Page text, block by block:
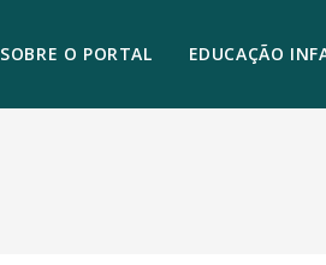
SOBRE O PORTAL EDUCAÇÃO